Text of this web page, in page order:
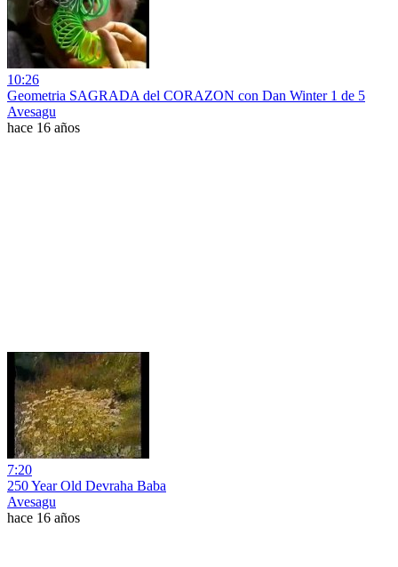
10:26
Geometria SAGRADA del CORAZON con Dan Winter 1 de 5
Avesagu
hace 16 años
7:20
250 Year Old Devraha Baba
Avesagu
hace 16 años